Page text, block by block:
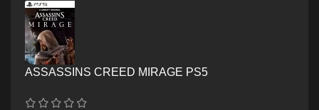
ASSASSINS CREED MIRAGE PS5